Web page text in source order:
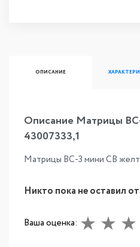
ОПИСАНИЕ
Описание Матрицы
43007333,1
Матрицы ВС-3 мини СВ
Никто пока не оставил
Ваша оценка: